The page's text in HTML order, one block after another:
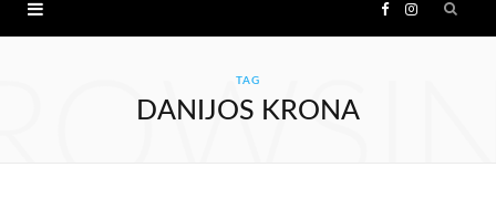
F I
TAG
DANIJOS KRONA